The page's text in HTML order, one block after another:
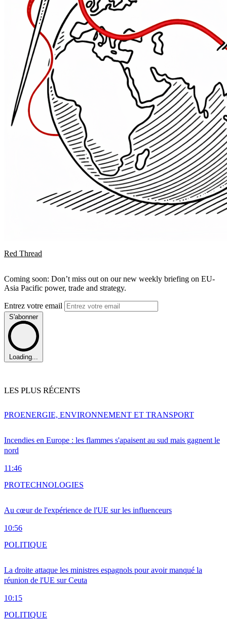
Red Thread
Coming soon: Don’t miss out on our new weekly briefing on EU-
Asia Pacific power, trade and strategy.
Entrez votre email
S'abonner
Loading...
LES PLUS RÉCENTS
Incendies en Europe : les flammes s'apaisent au sud mais gagnent le
nord
11:46
PROENERGIE, ENVIRONNEMENT ET TRANSPORT
Au cœur de l'expérience de l'UE sur les influenceurs
10:56
PROTECHNOLOGIES
La droite attaque les ministres espagnols pour avoir manqué la
réunion de l'UE sur Ceuta
10:15
POLITIQUE
POLITIQUE